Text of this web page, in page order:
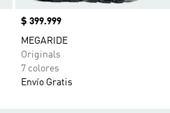
Precio
$ 399.999
MEGARIDE
Originals
7 colores
Envío Gratis